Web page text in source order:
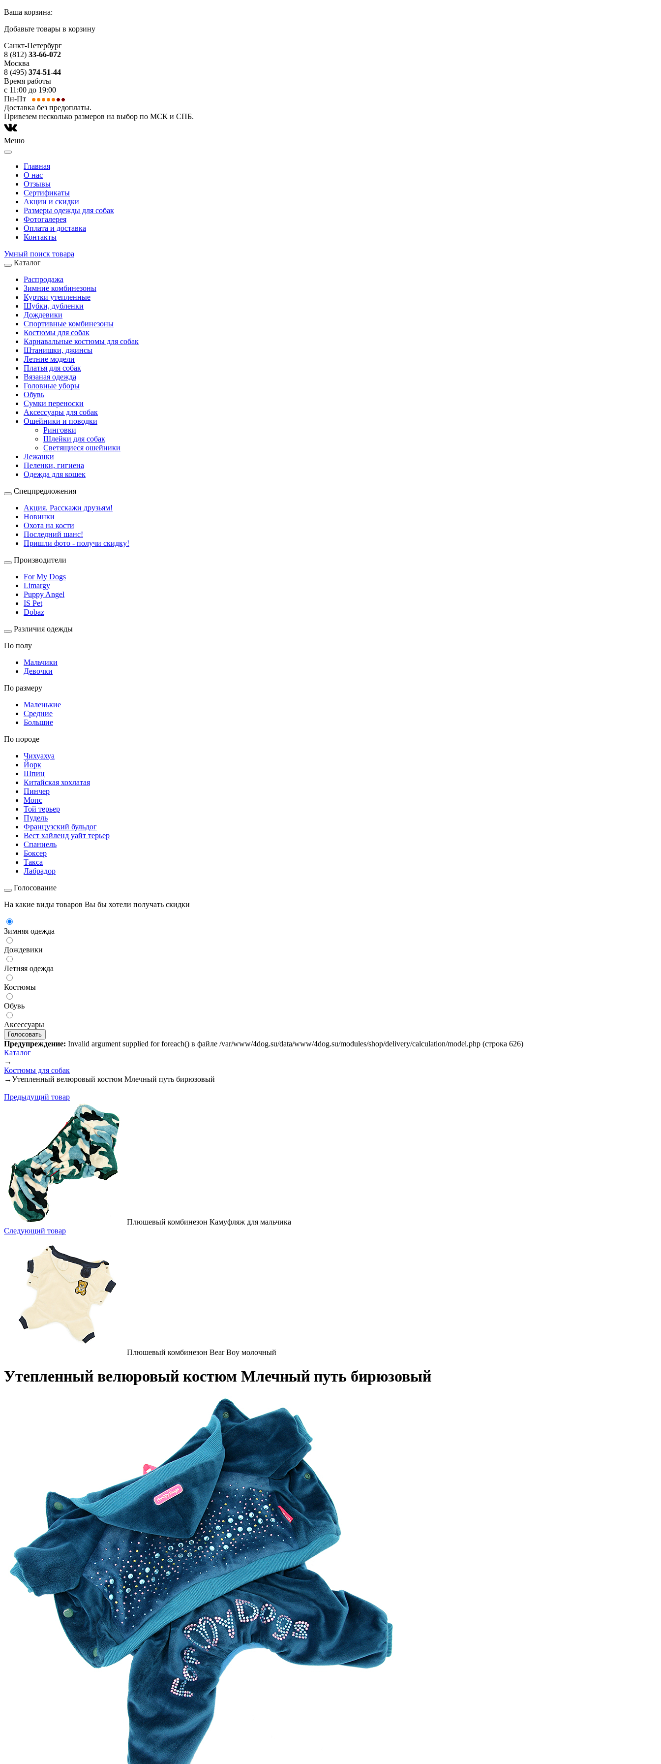
Ваша корзина:
Добавьте товары в корзину
Санкт-Петербург
8 (812) 33-66-072
Москва
8 (495) 374-51-44
Время работы
с 11:00 до 19:00
Пн-Пт
Доставка без предоплаты.
Привезем несколько размеров на выбор по МСК и СПБ.
Меню
Главная
О нас
Отзывы
Сертификаты
Акции и скидки
Размеры одежды для собак
Фотогалерея
Оплата и доставка
Контакты
Умный поиск товара
Каталог
Распродажа
Зимние комбинезоны
Куртки утепленные
Шубки, дубленки
Дождевики
Спортивные комбинезоны
Костюмы для собак
Карнавальные костюмы для собак
Штанишки, джинсы
Летние модели
Платья для собак
Вязаная одежда
Головные уборы
Обувь
Сумки переноски
Аксессуары для собак
Ошейники и поводки
Ринговки
Шлейки для собак
Светящиеся ошейники
Лежанки
Пеленки, гигиена
Одежда для кошек
Спецпредложения
Акция. Расскажи друзьям!
Новинки
Охота на кости
Последний шанс!
Пришли фото - получи скидку!
Производители
For My Dogs
Limargy
Puppy Angel
IS Pet
Dobaz
Различия одежды
По полу
Мальчики
Девочки
По размеру
Маленькие
Средние
Большие
По породе
Чихуахуа
Йорк
Шпиц
Китайская хохлатая
Пинчер
Мопс
Той терьер
Пудель
Французский бульдог
Вест хайленд уайт терьер
Спаниель
Боксер
Такса
Лабрадор
Голосование
На какие виды товаров Вы бы хотели получать скидки
Зимняя одежда
Дождевики
Летняя одежда
Костюмы
Обувь
Аксессуары
Предупреждение: Invalid argument supplied for foreach() в файле /var/www/4dog.su/data/www/4dog.su/modules/shop/delivery/calculation/model.php (строка 626)
Каталог
→
Костюмы для собак
→Утепленный велюровый костюм Млечный путь бирюзовый
Предыдущий товар
Плюшевый комбинезон Камуфляж для мальчика
Следующий товар
Плюшевый комбинезон Bear Boy молочный
Утепленный велюровый костюм Млечный путь бирюзовый